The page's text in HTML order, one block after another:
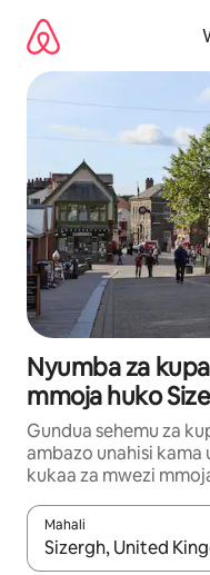
kwenda
kwenye
maudhui
Nyumba za
mmoja huko
Gundua sehemu za
ambazo unahisi kama
kukaa za mwezi
Mahali
Wakati matokeo